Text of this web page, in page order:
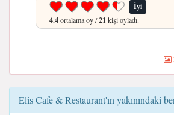
İyi
4.4ortalama oy /21 kişi oyladı.
Elis Cafe & Restaurant'ın yakınındaki